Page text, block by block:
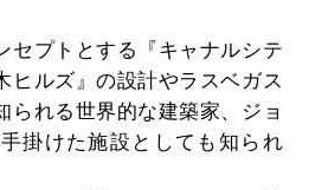
セプトとする『キャナルシテ
ヒルズ』の設計やラスベガス
られる世界的な建築家、ジョ
掛けた施設としても知られ